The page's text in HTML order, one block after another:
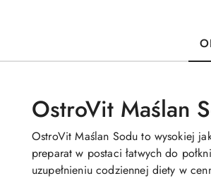
OstroVit Maślan
OstroVit Maślan Sodu to wysokiej
preparat w postaci łatwych do
uzupełnieniu codziennej diety w